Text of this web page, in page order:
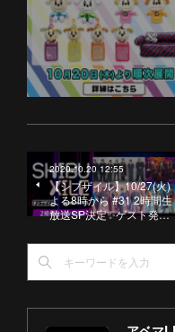
2020.10.20 12:55
【シブザイル】10/27(火)
よる8時から #31 2時間生
放送SP決定✨ゲスト発…